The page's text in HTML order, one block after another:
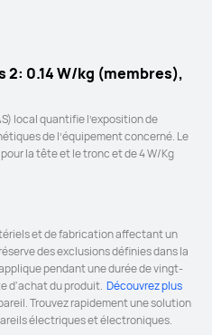
2: 0.14 W/kg (membres),
local quantifie l’exposition de
de l’équipement concerné. Le
la tête et le tronc et de 4 W/Kg
et de fabrication affectant un
des exclusions définies dans la
pendant une durée de vingt-
d'achat du produit. Découvrez plus
Trouvez rapidement une solution